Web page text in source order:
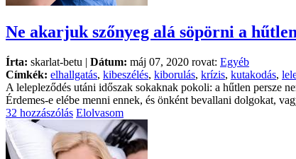
Ne akarjuk szőnyeg alá söpörni a
Írta: skarlat-betu | Dátum: máj 07, 2020 rovat: Egyéb
Címkék: elhallgatás, kibeszélés, kiborulás, krízis, kutakodás,
A lelepleződés utáni időszak sokaknak pokoli: a hűtlen persze
Érdemes-e elébe menni ennek, és önként bevallani dolgokat,
32 hozzászólás Elolvasom